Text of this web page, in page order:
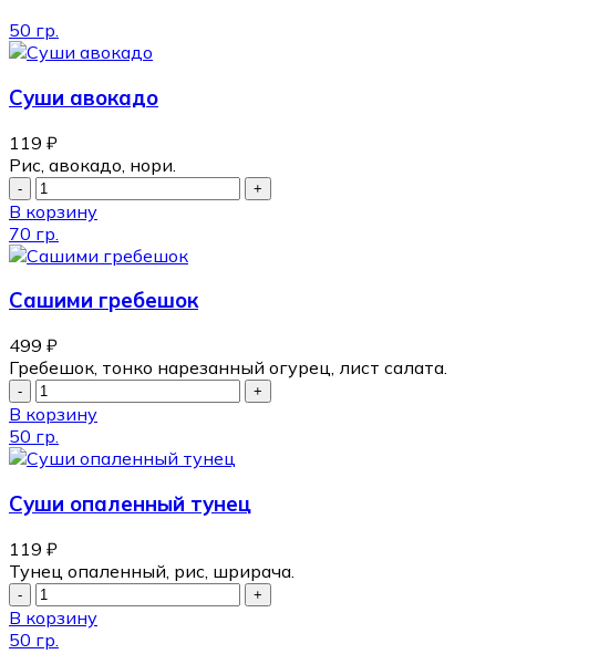
50 гр.
Суши авокадо
119 ₽
Рис, авокадо, нори.
В корзину
70 гр.
Сашими гребешок
499 ₽
Гребешок, тонко нарезанный огурец, лист салата.
В корзину
50 гр.
Суши опаленный тунец
119 ₽
Тунец опаленный, рис, шрирача.
В корзину
50 гр.